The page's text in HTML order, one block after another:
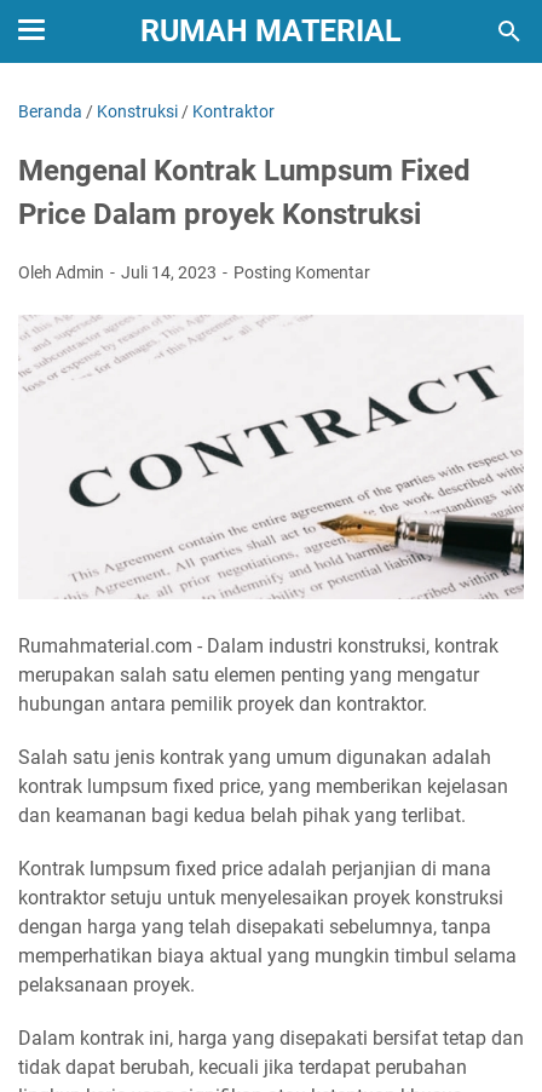
RUMAH MATERIAL
Beranda / Konstruksi / Kontraktor
Mengenal Kontrak Lumpsum Fixed
Price Dalam proyek Konstruksi
Oleh Admin Juli 14, 2023 Posting Komentar
Rumahmaterial.com - Dalam industri konstruksi, kontrak
merupakan salah satu elemen penting yang mengatur
hubungan antara pemilik proyek dan kontraktor.
Salah satu jenis kontrak yang umum digunakan adalah
kontrak lumpsum fixed price, yang memberikan kejelasan
dan keamanan bagi kedua belah pihak yang terlibat.
Kontrak lumpsum fixed price adalah perjanjian di mana
kontraktor setuju untuk menyelesaikan proyek konstruksi
dengan harga yang telah disepakati sebelumnya, tanpa
memperhatikan biaya aktual yang mungkin timbul selama
pelaksanaan proyek.
Dalam kontrak ini, harga yang disepakati bersifat tetap dan
tidak dapat berubah, kecuali jika terdapat perubahan